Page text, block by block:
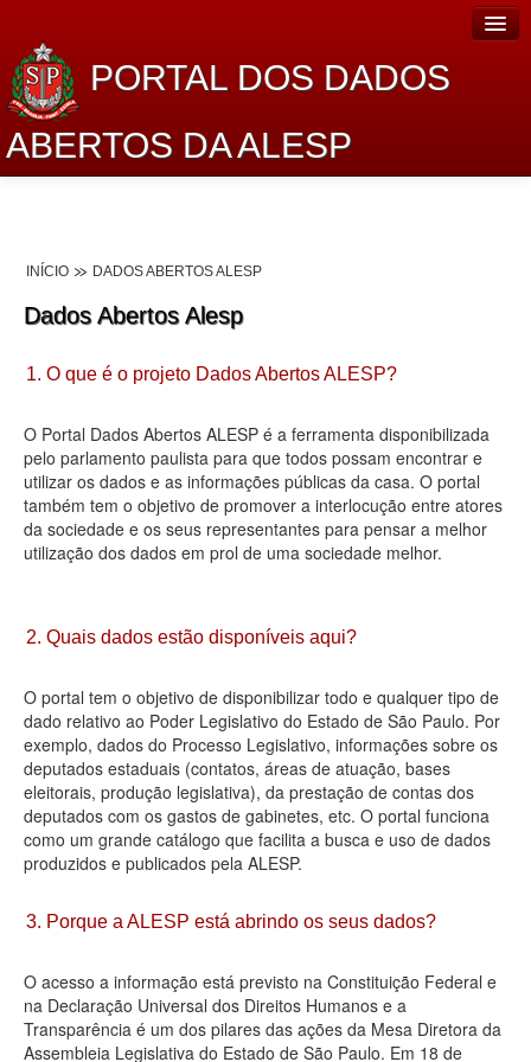
PORTAL DOS DADOS
ABERTOS DA ALESP
Lei de Acesso à Informação
Dados Governamentais Abertos
Planejamento
Catálogo de dados
Processo Legislativo
Deputados Estaduais
Agenda
Perguntas frequentes
Contato
INÍCIO DADOS ABERTOS ALESP
Dados Abertos Alesp
1. O que é o projeto Dados Abertos ALESP?
O Portal Dados Abertos ALESP é a ferramenta disponibilizada
pelo parlamento paulista para que todos possam encontrar e
utilizar os dados e as informações públicas da casa. O portal
também tem o objetivo de promover a interlocução entre atores
da sociedade e os seus representantes para pensar a melhor
utilização dos dados em prol de uma sociedade melhor.
2. Quais dados estão disponíveis aqui?
O portal tem o objetivo de disponibilizar todo e qualquer tipo de
dado relativo ao Poder Legislativo do Estado de São Paulo. Por
exemplo, dados do Processo Legislativo, informações sobre os
deputados estaduais (contatos, áreas de atuação, bases
eleitorais, produção legislativa), da prestação de contas dos
deputados com os gastos de gabinetes, etc. O portal funciona
como um grande catálogo que facilita a busca e uso de dados
produzidos e publicados pela ALESP.
3. Porque a ALESP está abrindo os seus dados?
O acesso a informação está previsto na Constituição Federal e
na Declaração Universal dos Direitos Humanos e a
Transparência é um dos pilares das ações da Mesa Diretora da
Assembleia Legislativa do Estado de São Paulo. Em 18 de